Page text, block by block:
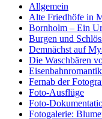
Allgemein
Alte Friedhöfe in
Bornholm – Ein
Burgen und
Demnächst auf
Die Waschbären
Eisenbahnromantik
Fernab der
Foto-Ausflüge
Foto-
Fotogalerie: